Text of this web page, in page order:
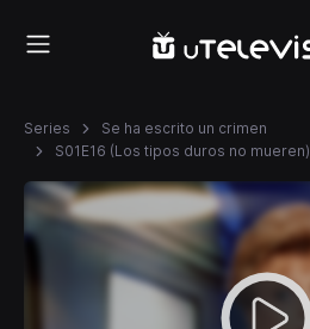
Series
Se ha escrito un crimen
S01E16 (Los tipos duros no mueren)